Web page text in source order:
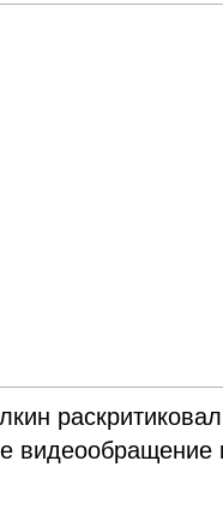
раскритиковал
видеообращение